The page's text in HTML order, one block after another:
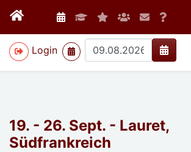
Login
>
19. - 26. Sept. - Lauret,
Südfrankreich